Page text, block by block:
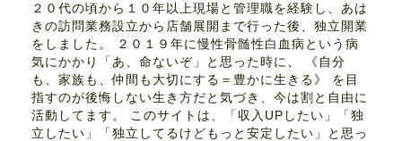
２０代の頃から１０年以上現場と管理職を経験し、あは
きの訪問業務設立から店舗展開まで行った後、独立開業
をしました。 ２０１９年に慢性骨髄性白血病という病
気にかかり「あ、命ないぞ」と思った時に、 《自分
も、家族も、仲間も大切にする＝豊かに生きる》 を目
指すのが後悔しない生き方だと気づき、今は割と自由に
活動してます。 このサイトは、「収入UPしたい」「独
立したい」「独立してるけどもっと安定したい」と思っ